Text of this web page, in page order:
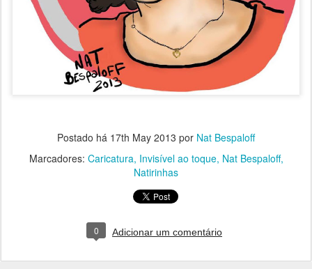
Postado há 17th May 2013 por Nat Bespaloff
Marcadores: Caricatura Invisível ao toque Nat Bespaloff
Natirinhas
0 Adicionar um comentário